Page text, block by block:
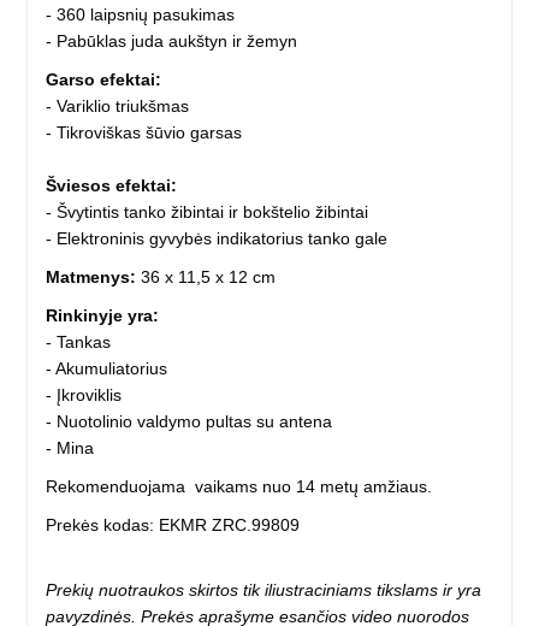
- 360 laipsnių pasukimas
- Pabūklas juda aukštyn ir žemyn
Garso efektai:
- Variklio triukšmas
- Tikroviškas šūvio garsas
Šviesos efektai:
- Švytintis tanko žibintai ir bokštelio žibintai
- Elektroninis gyvybės indikatorius tanko gale
Matmenys:36 x 11,5 x 12 cm
Rinkinyje yra:
- Tankas
- Akumuliatorius
- Įkroviklis
- Nuotolinio valdymo pultas su antena
- Mina
Rekomenduojama vaikams nuo 14 metų amžiaus.
Prekės kodas: EKMR ZRC.99809
Prekių nuotraukos skirtos tik iliustraciniams tikslams ir yra
pavyzdinės. Prekės aprašyme esančios video nuorodos